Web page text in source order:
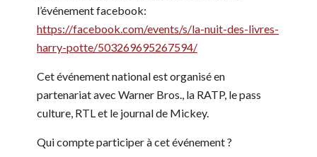
l’événement facebook:
https://facebook.com/events/s/la-nuit-des-livres-
harry-potte/503269695267594/
Cet événement national est organisé en
partenariat avec Warner Bros., la RATP, le pass
culture, RTL et le journal de Mickey.
Qui compte participer à cet événement ?